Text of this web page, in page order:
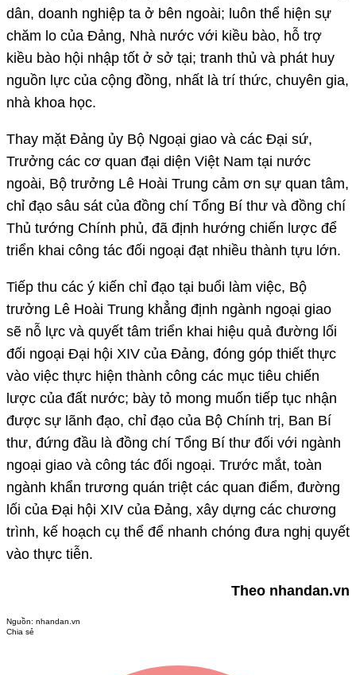
dân, doanh nghiệp ta ở bên ngoài; luôn thể hiện sự
chăm lo của Đảng, Nhà nước với kiều bào, hỗ trợ
kiều bào hội nhập tốt ở sở tại; tranh thủ và phát huy
nguồn lực của cộng đồng, nhất là trí thức, chuyên gia,
nhà khoa học.
Thay mặt Đảng ủy Bộ Ngoại giao và các Đại sứ,
Trưởng các cơ quan đại diện Việt Nam tại nước
ngoài, Bộ trưởng Lê Hoài Trung cảm ơn sự quan tâm,
chỉ đạo sâu sát của đồng chí Tổng Bí thư và đồng chí
Thủ tướng Chính phủ, đã định hướng chiến lược để
triển khai công tác đối ngoại đạt nhiều thành tựu lớn.
Tiếp thu các ý kiến chỉ đạo tại buổi làm việc, Bộ
trưởng Lê Hoài Trung khẳng định ngành ngoại giao
sẽ nỗ lực và quyết tâm triển khai hiệu quả đường lối
đối ngoại Đại hội XIV của Đảng, đóng góp thiết thực
vào việc thực hiện thành công các mục tiêu chiến
lược của đất nước; bày tỏ mong muốn tiếp tục nhận
được sự lãnh đạo, chỉ đạo của Bộ Chính trị, Ban Bí
thư, đứng đầu là đồng chí Tổng Bí thư đối với ngành
ngoại giao và công tác đối ngoại. Trước mắt, toàn
ngành khẩn trương quán triệt các quan điểm, đường
lối của Đại hội XIV của Đảng, xây dựng các chương
trình, kế hoạch cụ thể để nhanh chóng đưa nghị quyết
vào thực tiễn.
Theo nhandan.vn
Nguồn: nhandan.vn
Chia sẻ